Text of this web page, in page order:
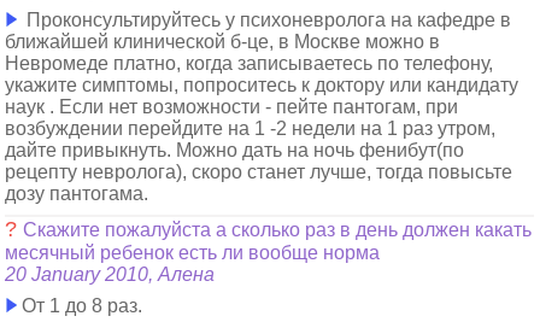
Проконсультируйтесь у психоневролога на кафедре в
ближайшей клинической б-це, в Москве можно в
Невромеде платно, когда записываетесь по телефону,
укажите симптомы, попроситесь к доктору или кандидату
наук . Если нет возможности - пейте пантогам, при
возбуждении перейдите на 1 -2 недели на 1 раз утром,
дайте привыкнуть. Можно дать на ночь фенибут(по
рецепту невролога), скоро станет лучше, тогда повысьте
дозу пантогама.
?Скажите пожалуйста а сколько раз в день должен какать
месячный ребенок есть ли вообще норма
20 January 2010, Алена
От 1 до 8 раз.